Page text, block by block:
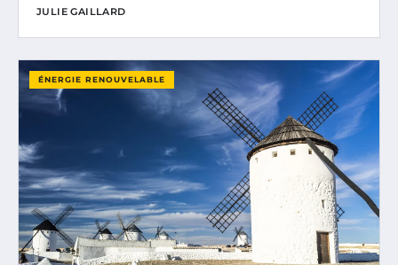
JULIE GAILLARD
ÉNERGIE RENOUVELABLE